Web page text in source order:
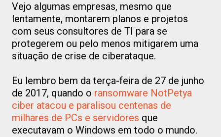
Vejo algumas empresas, mesmo que
lentamente, montarem planos e projetos
com seus consultores de TI para se
protegerem ou pelo menos mitigarem uma
situação de crise de ciberataque.
Eu lembro bem da terça-feira de 27 de junho
de 2017, quando o ransomware NotPetya
ciber atacou e paralisou centenas de
milhares de PCs e servidores que
executavam o Windows em todo o mundo.